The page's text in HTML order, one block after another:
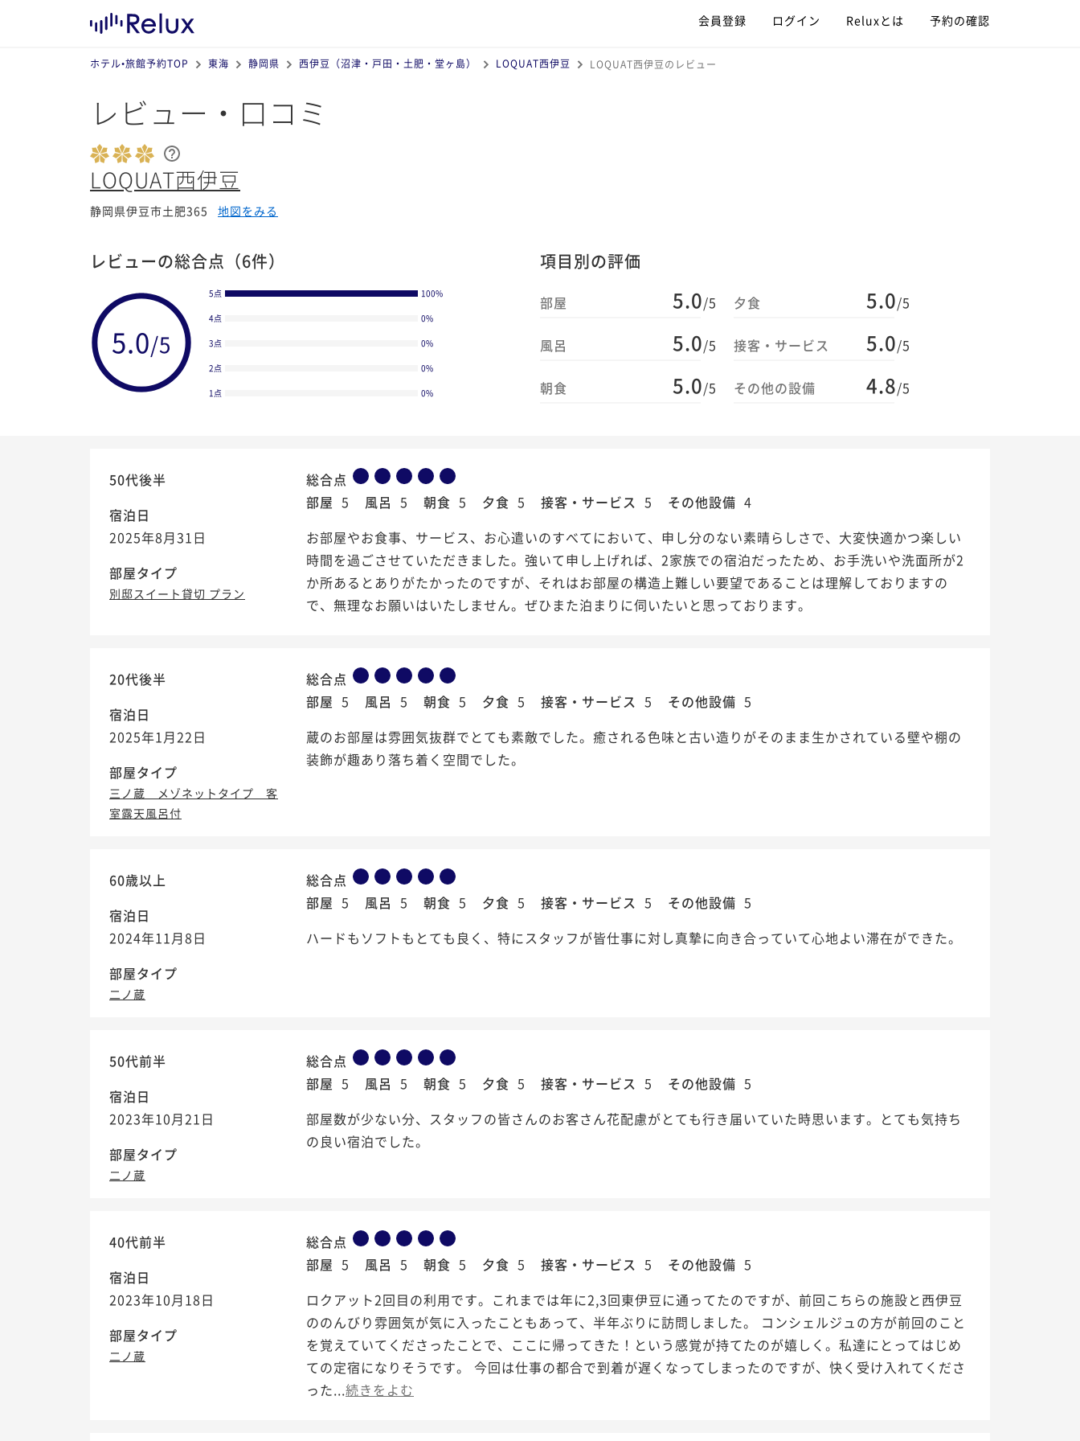
会員登録 ログイン Reluxとは 予約の確認
ホテル•旅館予約TOP 東海 静岡県 西伊豆（沼津・戸田・土肥・堂ヶ島） LOQUAT西伊豆 LOQUAT西伊豆のレビュー
レビュー・口コミ
LOQUAT西伊豆
静岡県伊豆市土肥365 地図をみる
レビューの総合点 （6件）
/5
5点 100%
4点 0%
3点 0%
2点 0%
1点 0%
項目別の評価
部屋 5.0/5
風呂 5.0/5
朝食 5.0/5
夕食 5.0/5
接客・サービス 5.0/5
その他の設備 4.8/5
50代後半
宿泊日
2025年8月31日
部屋タイプ
別邸スイート貸切 プラン
総合点
部屋 5 風呂 5 朝食 5 夕食 5 接客・サービス 5 その他設備 4
お部屋やお食事、サービス、お心遣いのすべてにおいて、申し分のない素晴らしさで、大変快適かつ楽しい
時間を過ごさせていただきました。強いて申し上げれば、2家族での宿泊だったため、お手洗いや洗面所が2
か所あるとありがたかったのですが、それはお部屋の構造上難しい要望であることは理解しておりますの
で、無理なお願いはいたしません。ぜひまた泊まりに伺いたいと思っております。
20代後半
宿泊日
2025年1月22日
部屋タイプ
三ノ蔵 メゾネットタイプ 客
室露天風呂付
総合点
部屋 5 風呂 5 朝食 5 夕食 5 接客・サービス 5 その他設備 5
蔵のお部屋は雰囲気抜群でとても素敵でした。癒される色味と古い造りがそのまま生かされている壁や棚の
装飾が趣あり落ち着く空間でした。
60歳以上
宿泊日
2024年11月8日
部屋タイプ
二ノ蔵
総合点
部屋 5 風呂 5 朝食 5 夕食 5 接客・サービス 5 その他設備 5
ハードもソフトもとても良く、特にスタッフが皆仕事に対し真摯に向き合っていて心地よい滞在ができた。
50代前半
宿泊日
2023年10月21日
部屋タイプ
二ノ蔵
総合点
部屋 5 風呂 5 朝食 5 夕食 5 接客・サービス 5 その他設備 5
部屋数が少ない分、スタッフの皆さんのお客さん花配慮がとても行き届いていた時思います。とても気持ち
の良い宿泊でした。
40代前半
宿泊日
2023年10月18日
部屋タイプ
二ノ蔵
総合点
部屋 5 風呂 5 朝食 5 夕食 5 接客・サービス 5 その他設備 5
ロクアット2回目の利用です。これまでは年に2,3回東伊豆に通ってたのですが、前回こちらの施設と西伊豆
ののんびり雰囲気が気に入ったこともあって、半年ぶりに訪問しました。 コンシェルジュの方が前回のこと
を覚えていてくださったことで、ここに帰ってきた！という感覚が持てたのが嬉しく。私達にとってはじめ
ての定宿になりそうです。 今回は仕事の都合で到着が遅くなってしまったのですが、快く受け入れてくださ
った...続きをよむ